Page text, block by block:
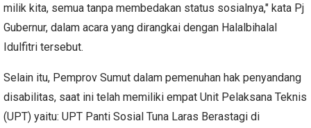
milik kita, semua tanpa membedakan status sosialnya," kata Pj
Gubernur, dalam acara yang dirangkai dengan Halalbihalal
Idulfitri tersebut.
Selain itu, Pemprov Sumut dalam pemenuhan hak penyandang
disabilitas, saat ini telah memiliki empat Unit Pelaksana Teknis
(UPT) yaitu: UPT Panti Sosial Tuna Laras Berastagi di